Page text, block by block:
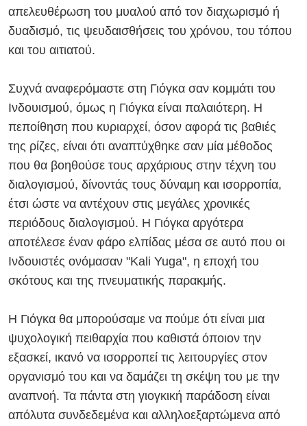
απελευθέρωση του μυαλού από τον διαχωρισμό ή
δυαδισμό, τις ψευδαισθήσεις του χρόνου, του τόπου
και του αιτιατού.
Συχνά αναφερόμαστε στη Γιόγκα σαν κομμάτι του
Ινδουισμού, όμως η Γιόγκα είναι παλαιότερη. Η
πεποίθηση που κυριαρχεί, όσον αφορά τις βαθιές
της ρίζες, είναι ότι αναπτύχθηκε σαν μία μέθοδος
που θα βοηθούσε τους αρχάριους στην τέχνη του
διαλογισμού, δίνοντάς τους δύναμη και ισορροπία,
έτσι ώστε να αντέχουν στις μεγάλες χρονικές
περιόδους διαλογισμού. Η Γιόγκα αργότερα
αποτέλεσε έναν φάρο ελπίδας μέσα σε αυτό που οι
Ινδουιστές ονόμασαν "Kali Yuga", η εποχή του
σκότους και της πνευματικής παρακμής.
Η Γιόγκα θα μπορούσαμε να πούμε ότι είναι μια
ψυχολογική πειθαρχία που καθιστά όποιον την
εξασκεί, ικανό να ισορροπεί τις λειτουργίες στον
οργανισμό του και να δαμάζει τη σκέψη του με την
αναπνοή. Τα πάντα στη γιογκική παράδοση είναι
απόλυτα συνδεδεμένα και αλληλοεξαρτώμενα από